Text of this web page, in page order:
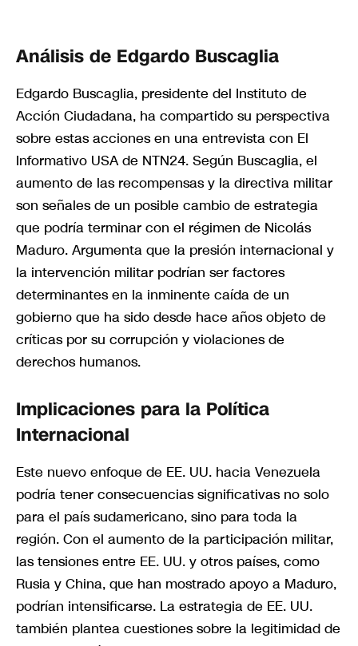
Análisis de Edgardo Buscaglia
Edgardo Buscaglia, presidente del Instituto de
Acción Ciudadana, ha compartido su perspectiva
sobre estas acciones en una entrevista con El
Informativo USA de NTN24. Según Buscaglia, el
aumento de las recompensas y la directiva militar
son señales de un posible cambio de estrategia
que podría terminar con el régimen de Nicolás
Maduro. Argumenta que la presión internacional y
la intervención militar podrían ser factores
determinantes en la inminente caída de un
gobierno que ha sido desde hace años objeto de
críticas por su corrupción y violaciones de
derechos humanos.
Implicaciones para la Política
Internacional
Este nuevo enfoque de EE. UU. hacia Venezuela
podría tener consecuencias significativas no solo
para el país sudamericano, sino para toda la
región. Con el aumento de la participación militar,
las tensiones entre EE. UU. y otros países, como
Rusia y China, que han mostrado apoyo a Maduro,
podrían intensificarse. La estrategia de EE. UU.
también plantea cuestiones sobre la legitimidad de